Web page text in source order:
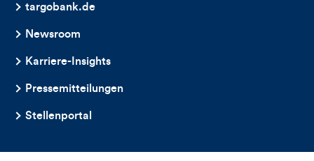
targobank.de
Newsroom
Karriere-Insights
Pressemitteilungen
Stellenportal